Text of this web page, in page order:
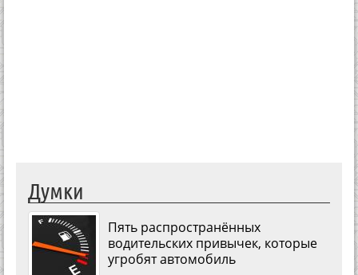
Думки
Пять распространённых
водительских привычек, которые
угробят автомобиль